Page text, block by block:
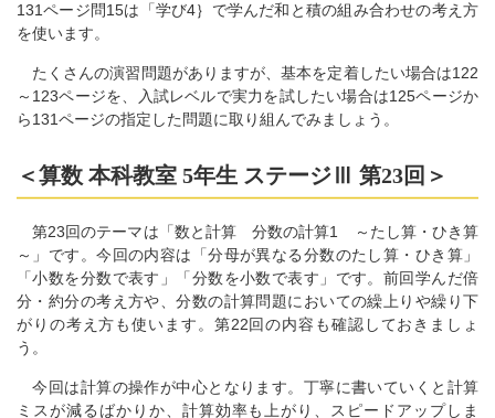
131ページ問15は「学び4｝で学んだ和と積の組み合わせの考え方
を使います。
たくさんの演習問題がありますが、基本を定着したい場合は122
～123ページを、入試レベルで実力を試したい場合は125ページか
ら131ページの指定した問題に取り組んでみましょう。
＜算数 本科教室 5年生 ステージⅢ 第23回＞
第23回のテーマは「数と計算 分数の計算1 ～たし算・ひき算
～」です。今回の内容は「分母が異なる分数のたし算・ひき算」
「小数を分数で表す」「分数を小数で表す」です。前回学んだ倍
分・約分の考え方や、分数の計算問題においての繰上りや繰り下
がりの考え方も使います。第22回の内容も確認しておきましょ
う。
今回は計算の操作が中心となります。丁寧に書いていくと計算
ミスが減るばかりか、計算効率も上がり、スピードアップしま